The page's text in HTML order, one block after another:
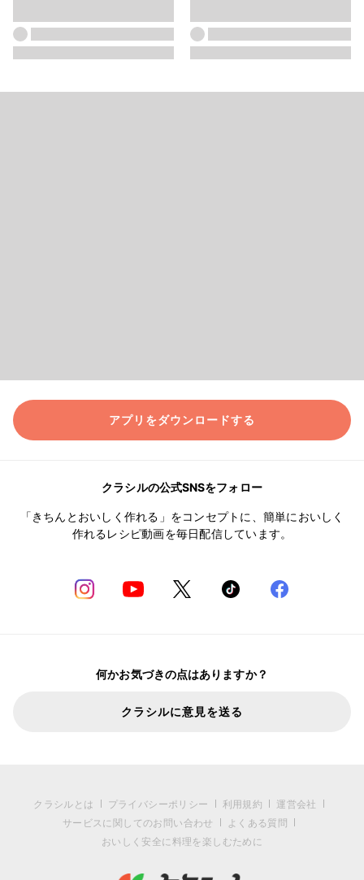
アプリをダウンロードする
クラシルの公式SNSをフォロー
「きちんとおいしく作れる」をコンセプトに、簡単においしく
作れるレシピ動画を毎日配信しています。
何かお気づきの点はありますか？
クラシルに意見を送る
クラシルとは プライバシーポリシー 利用規約
運営会社
サービスに関してのお問い合わせ
よくある質問
おいしく安全に料理を楽しむために